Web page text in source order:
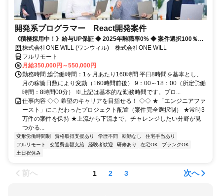
開発系プログラマー React開発案件
《積極採用中！》給与UP保証 ◆ 2025年離職率0% ◆ 案件選択100％！
◆ 平均残業7時間！
株式会社ONE WILL (ワンウィル) 株式会社ONE WILL
フルリモート
月給350,000円～550,000円
勤務時間 総労働時間：1ヶ月あたり160時間 平日8時間を基本とし、
月の稼働日数により変動（160時間前後） 9：00～18：00（所定労働
時間：8時間00分） ※上記は基本的な勤務時間です。プロ...
仕事内容 ◇◇ 希望のキャリアを目指せる！ ◇◇ ★「エンジニアファ
ースト」にこだわったプロジェクト配置（案件完全選択制） ★常時3
万件の案件を保持 ★上流から下流まで。チャレンジしたい分野が見
つかる...
変形労働時間制 資格取得支援あり 学歴不問 転勤なし
住宅手当あり
フルリモート
交通費全額支給 経験者歓迎 研修あり 在宅OK
ブランクOK
土日祝休み
前へ 1 2 3 次へ